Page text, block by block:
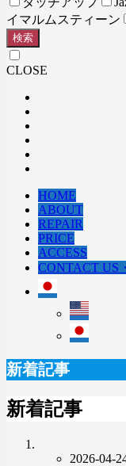
イマルムスティーン
検索
CLOSE
HOME
ABOUT
REPAIR
PRICE
ACCESS
CONTACT US
新着記事
新着記事
2026-04-